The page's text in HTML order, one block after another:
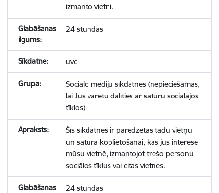
izmanto vietni.
24 stundas
uvc
Sociālo mediju sīkdatnes (nepieciešamas,
lai Jūs varētu dalīties ar saturu sociālajos
tīklos)
Šīs sīkdatnes ir paredzētas tādu vietņu
un satura koplietošanai, kas jūs interesē
mūsu vietnē, izmantojot trešo personu
sociālos tīklus vai citas vietnes.
24 stundas